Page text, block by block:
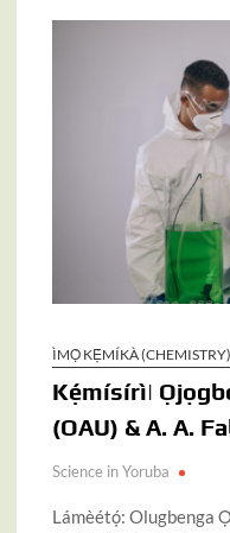
ÌMỌ̀ KẸ́MÍKÀ (CHEMISTRY)
Kẹ́mísírì|
(OAU) & A. A.
Science in Yoruba
Lámèétọ́: Olugbenga